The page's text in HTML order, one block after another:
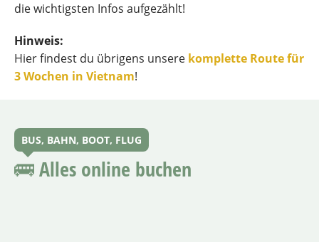
die wichtigsten Infos aufgezählt!
Hinweis:
Hier findest du übrigens unsere komplette Route für
3 Wochen in Vietnam!
BUS, BAHN, BOOT, FLUG
🚌 Alles online buchen